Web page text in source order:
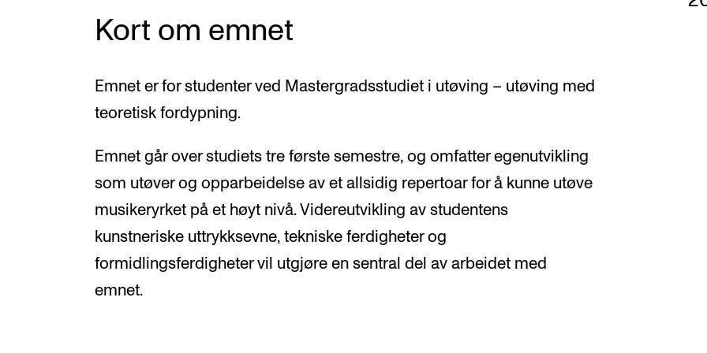
Kort om emnet
Emnet er for studenter ved Mastergradsstudiet i utøving – utøving med
teoretisk fordypning.
Emnet går over studiets tre første semestre, og omfatter egenutvikling
som utøver og opparbeidelse av et allsidig repertoar for å kunne utøve
musikeryrket på et høyt nivå. Videreutvikling av studentens
kunstneriske uttrykksevne, tekniske ferdigheter og
formidlingsferdigheter vil utgjøre en sentral del av arbeidet med
emnet.